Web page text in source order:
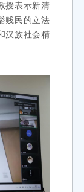
授表示新清
贱民的立法
汉族社会精